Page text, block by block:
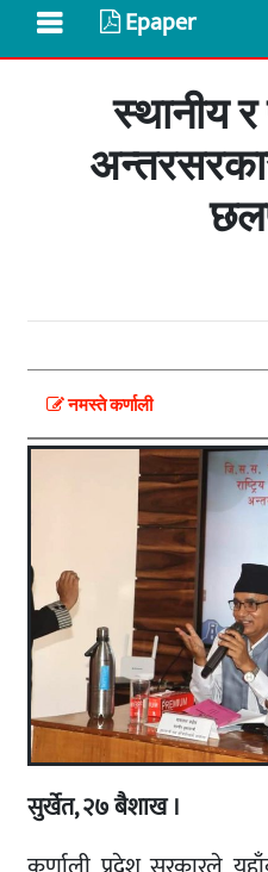
Epaper
स्थानीय
नमस्ते कर्णाली
सुर्खेत, २७ बैशाख ।